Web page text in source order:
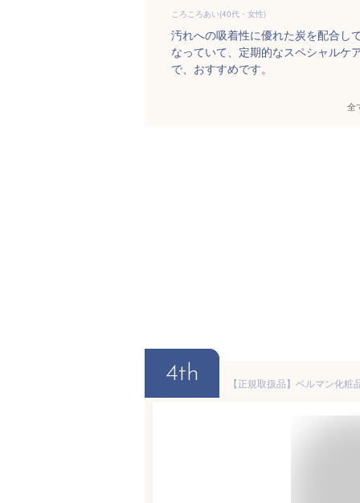
ころころあい(40代・女性)
汚れへの吸着性に優れた炭を配合し
なっていて、定期的なスペシャルケ
で、おすすめです。
全
4th 【正規取扱品】ベルマン化